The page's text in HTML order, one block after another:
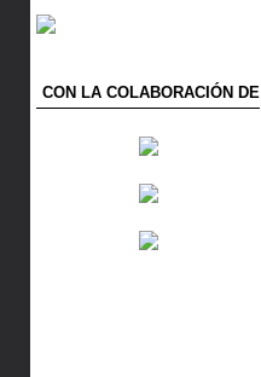
CON LA COLABORACIÓN DE